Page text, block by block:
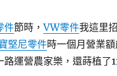
件節時，VW零件我這里
堅尼零件時一個月營業
運營農家樂，還蒔植了